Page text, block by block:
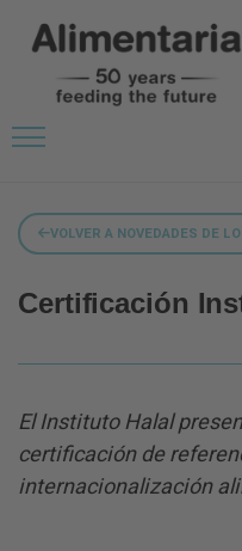
VOLVER A NOVEDADES DE
Certificación
El Instituto Halal
certificación de
internacionalización